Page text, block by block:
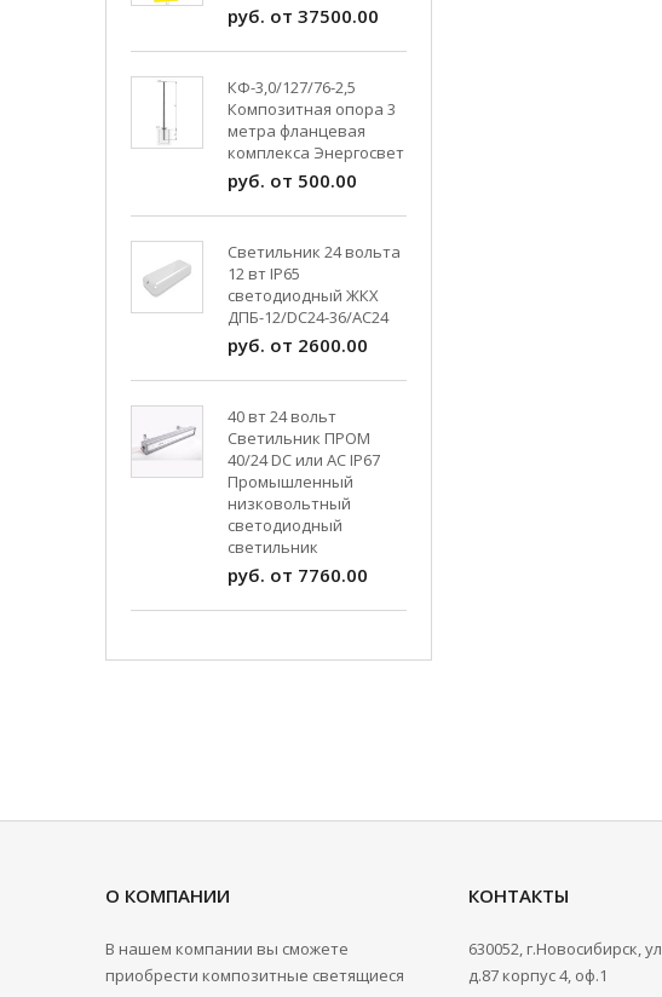
руб. от 37500.00
КФ-3,0/127/76-2,5
Композитная опора 3
метра фланцевая
комплекса Энергосвет
руб. от 500.00
Светильник 24 вольта
12 вт IP65
светодиодный ЖКХ
ДПБ-12/DC24-36/АС24
руб. от 2600.00
40 вт 24 вольт
Светильник ПРОМ
40/24 DC или AC IP67
Промышленный
низковольтный
светодиодный
светильник
руб. от 7760.00
О КОМПАНИИ
В нашем компании вы сможете
приобрести композитные светящиеся
КОНТАКТЫ
630052, г.Новосибирск,
д.87 корпус 4, оф.1